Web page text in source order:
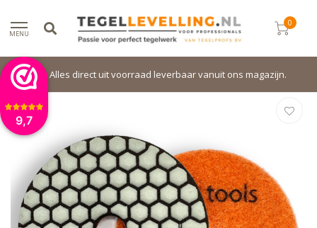
9,7
MENU
0
Alles direct uit voorraad leverbaar vanuit ons magazijn.